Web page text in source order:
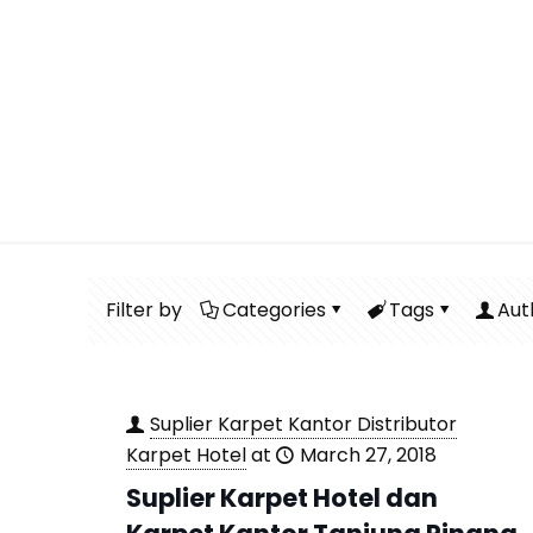
Filter by Categories Tags
Suplier Karpet Kantor Distributor
Karpet Hotelat March 27, 2018
Suplier Karpet Hotel dan